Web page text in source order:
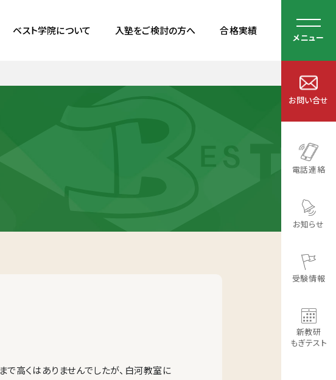
ベスト学院について 入塾をご検討の方へ 合格実績
お問い合せ
メニュー
電話連絡
お知らせ
受験情報
新教研
もぎテスト
高くはありませんでしたが、白河教室に